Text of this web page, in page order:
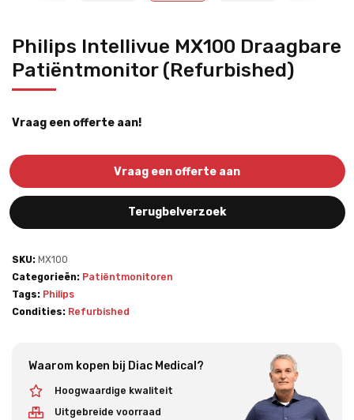
Philips Intellivue MX100 Draagbare
Patiëntmonitor (Refurbished)
Vraag een offerte aan!
Vraag een offerte aan
Terugbelverzoek
SKU: MX100
Categorieën: Patiëntmonitoren
Tags: Philips
Condities: Refurbished
Waarom kopen bij Diac Medical?
Hoogwaardige kwaliteit
Uitgebreide voorraad